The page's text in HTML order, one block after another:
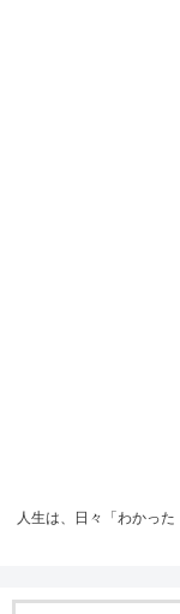
人生は、日々「わかっ